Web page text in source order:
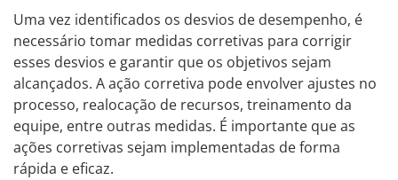
Uma vez identificados os desvios de desempenho, é
necessário tomar medidas corretivas para corrigir
esses desvios e garantir que os objetivos sejam
alcançados. A ação corretiva pode envolver ajustes no
processo, realocação de recursos, treinamento da
equipe, entre outras medidas. É importante que as
ações corretivas sejam implementadas de forma
rápida e eficaz.